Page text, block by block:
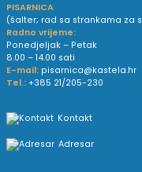
PISARNICA
(šalter; rad sa strankama za
Radno vrijeme:
Ponedjeljak – Petak
8.00 – 14.00 sati
E-mail: pisarnica@kastela.hr
Tel.: +385 21/205-230
Kontakt
Adresar